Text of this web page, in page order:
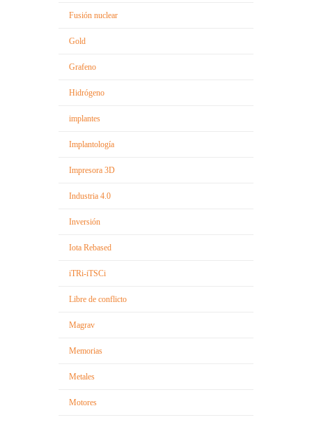
Fusión nuclear
Gold
Grafeno
Hidrógeno
implantes
Implantología
Impresora 3D
Industria 4.0
Inversión
Iota Rebased
iTRi-iTSCi
Libre de conflicto
Magrav
Memorias
Metales
Motores